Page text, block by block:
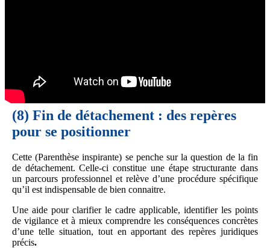
(8) Fin de détachement : des repères
pour se positionner
Cette (Parenthèse inspirante) se penche sur la question de la fin
de détachement. Celle-ci constitue une étape structurante dans
un parcours professionnel et relève d’une procédure spécifique
qu’il est indispensable de bien connaitre.
Une aide pour clarifier le cadre applicable, identifier les points
de vigilance et à mieux comprendre les conséquences concrètes
d’une telle situation, tout en apportant des repères juridiques
précis.